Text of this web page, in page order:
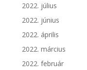
2022. július
2022. június
2022. április
2022. március
2022. február